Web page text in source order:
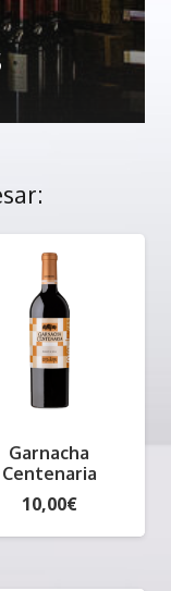
Garnacha
Centenaria
10,00€